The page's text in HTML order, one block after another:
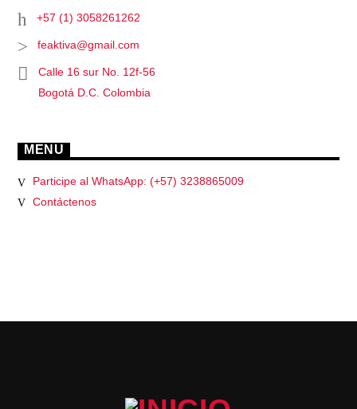
+57 (1) 3058261262
feaktiva@gmail.com
Calle 16 sur No. 12f-56
Bogotá D.C. Colombia
MENU
Participe al WhatsApp: (+57) 3238865009
Contáctenos